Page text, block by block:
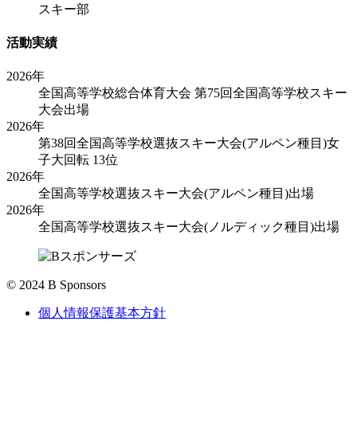
スキー部
活動実績
2026年
全国高等学校総合体育大会 第75回全国高等学校スキー
大会出場
2026年
第38回全国高等学校選抜スキー大会(アルペン種目)女
子大回転 13位
2026年
全国高等学校選抜スキー大会(アルペン種目)出場
2026年
全国高等学校選抜スキー大会(ノルディック種目)出場
© 2024 B Sponsors
個人情報保護基本方針